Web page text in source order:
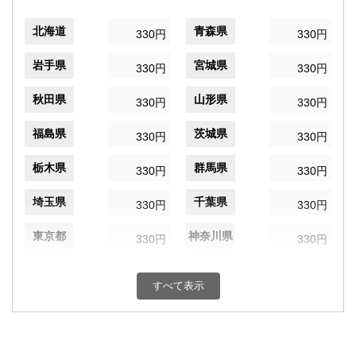
北海道 330円 青森県 330円
岩手県 330円 宮城県 330円
秋田県 330円 山形県 330円
福島県 330円 茨城県 330円
栃木県 330円 群馬県 330円
埼玉県 330円 千葉県 330円
東京都 330円 神奈川県 330円
330円 富山県
すべて表示